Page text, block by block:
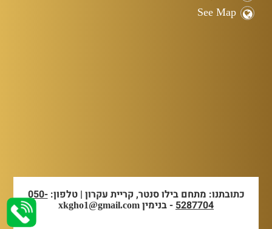
See Map
כתובתנו: מתחם בילו סנטר, קריית עקרון | טלפון:050-
5287704- בנימין xkgho1@gmail.com